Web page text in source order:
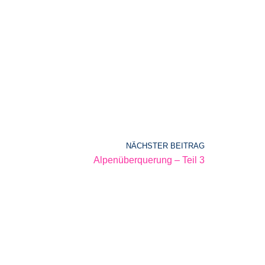
NÄCHSTER BEITRAG
Alpenüberquerung – Teil 3